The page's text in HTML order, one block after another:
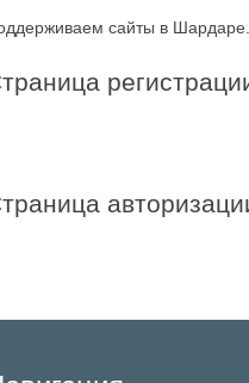
сайты в Шардаре.